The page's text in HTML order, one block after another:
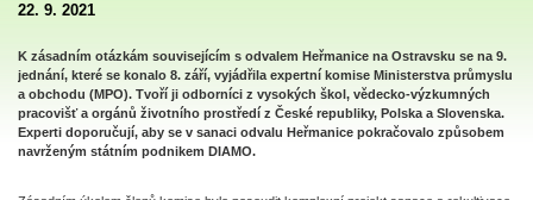
22. 9. 2021
K zásadním otázkám souvisejícím s odvalem Heřmanice na Ostravsku se na 9.
jednání, které se konalo 8. září, vyjádřila expertní komise Ministerstva průmyslu
a obchodu (MPO). Tvoří ji odborníci z vysokých škol, vědecko-výzkumných
pracovišť a orgánů životního prostředí z České republiky, Polska a Slovenska.
Experti doporučují, aby se v sanaci odvalu Heřmanice pokračovalo způsobem
navrženým státním podnikem DIAMO.